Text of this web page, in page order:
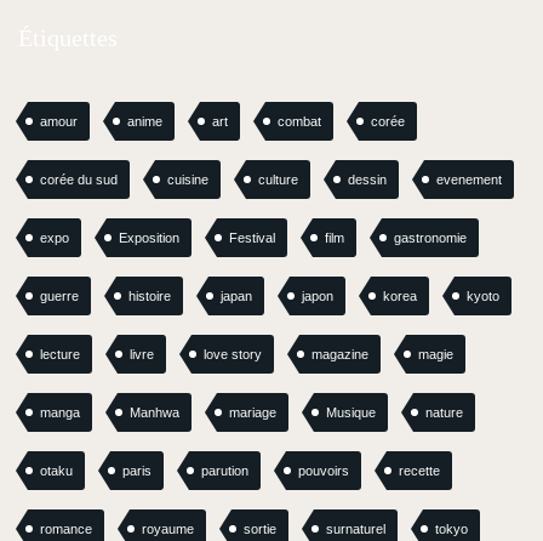
amour anime art combat corée
corée du sud cuisine culture dessin evenement
expo Exposition Festival film gastronomie
guerre histoire japan japon korea kyoto
lecture livre love story magazine magie
manga Manhwa mariage Musique nature
otaku paris parution pouvoirs recette
romance royaume sortie surnaturel tokyo